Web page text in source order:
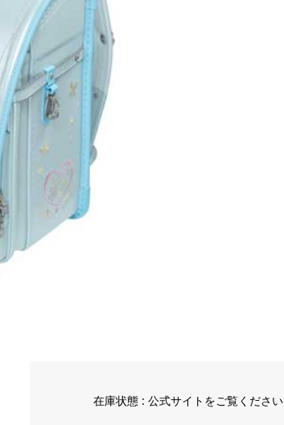
在庫状態 : 公式サイトをご覧ください